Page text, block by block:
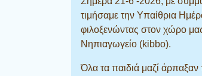
τιμήσαμε την Υπαίθρια
φιλοξενώντας στον χώρο
Nηπιαγωγείο (kibbo).
Όλα τα παιδιά μαζί άρπαξαν